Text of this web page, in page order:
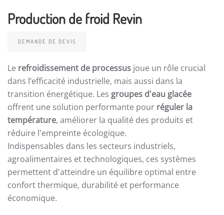
Production de froid Revin
DEMANDE DE DEVIS
Le refroidissement de processus joue un rôle crucial
dans l’efficacité industrielle, mais aussi dans la
transition énergétique. Les groupes d'eau glacée
offrent une solution performante pour réguler la
température, améliorer la qualité des produits et
réduire l'empreinte écologique.
Indispensables dans les secteurs industriels,
agroalimentaires et technologiques, ces systèmes
permettent d'atteindre un équilibre optimal entre
confort thermique, durabilité et performance
économique.